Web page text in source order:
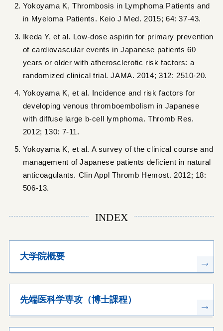
Yokoyama K, Thrombosis in Lymphoma Patients and
in Myeloma Patients. Keio J Med. 2015; 64: 37-43.
Ikeda Y, et al. Low-dose aspirin for primary prevention
of cardiovascular events in Japanese patients 60
years or older with atherosclerotic risk factors: a
randomized clinical trial. JAMA. 2014; 312: 2510-20.
Yokoyama K, et al. Incidence and risk factors for
developing venous thromboembolism in Japanese
with diffuse large b-cell lymphoma. Thromb Res.
2012; 130: 7-11.
Yokoyama K, et al. A survey of the clinical course and
management of Japanese patients deficient in natural
anticoagulants. Clin Appl Thromb Hemost. 2012; 18:
506-13.
INDEX
大学院概要
先端医科学専攻（博士課程）